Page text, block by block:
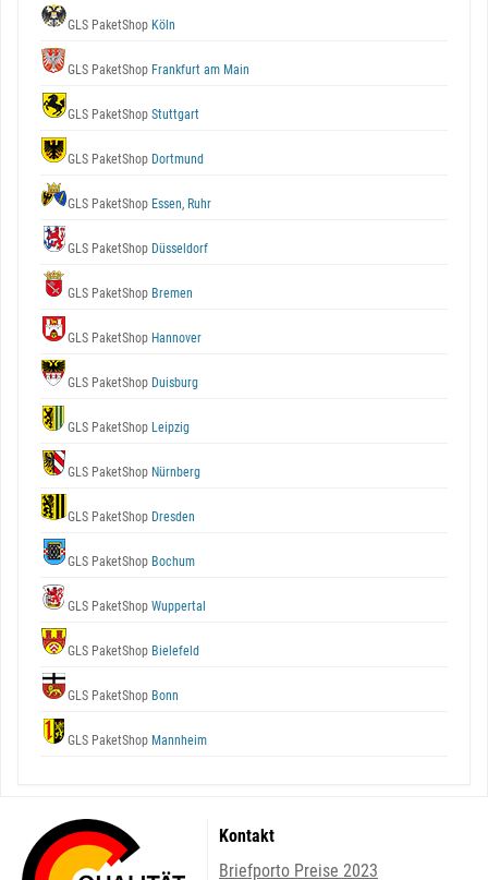
GLS PaketShop Köln
GLS PaketShop Frankfurt am Main
GLS PaketShop Stuttgart
GLS PaketShop Dortmund
GLS PaketShop Essen, Ruhr
GLS PaketShop Düsseldorf
GLS PaketShop Bremen
GLS PaketShop Hannover
GLS PaketShop Duisburg
GLS PaketShop Leipzig
GLS PaketShop Nürnberg
GLS PaketShop Dresden
GLS PaketShop Bochum
GLS PaketShop Wuppertal
GLS PaketShop Bielefeld
GLS PaketShop Bonn
GLS PaketShop Mannheim
Kontakt
Briefporto Preise 2023